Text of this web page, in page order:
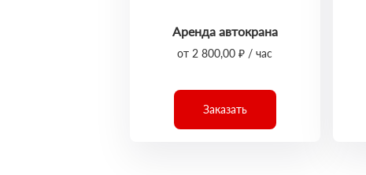
Аренда автокрана
от 2 800,00 ₽ / час
Заказать